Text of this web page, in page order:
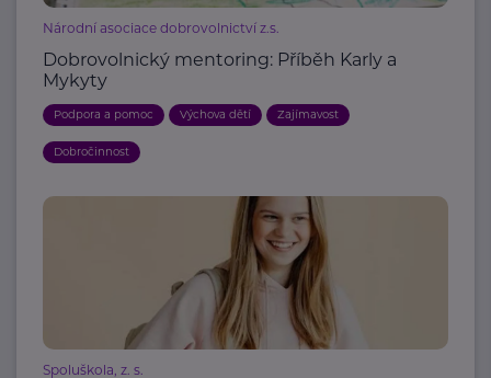
Národní asociace dobrovolnictví z.s.
Dobrovolnický mentoring: Příběh Karly a
Mykyty
Podpora a pomoc Výchova dětí Zajímavost
Dobročinnost
Spoluškola, z. s.